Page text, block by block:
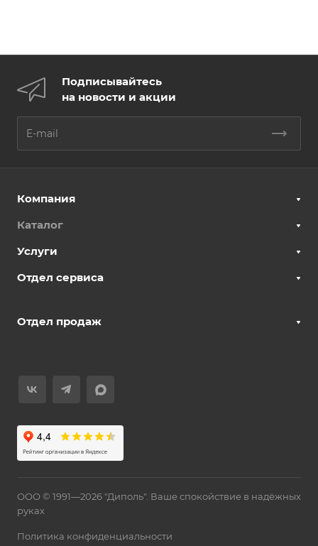
Подписывайтесь
на новости и акции
Компания
Каталог
Услуги
Отдел сервиса
Отдел продаж
ООО © 1991—2026 "Диполь". Ваше спокойствие в надёжных
руках
Политика конфиденциальности